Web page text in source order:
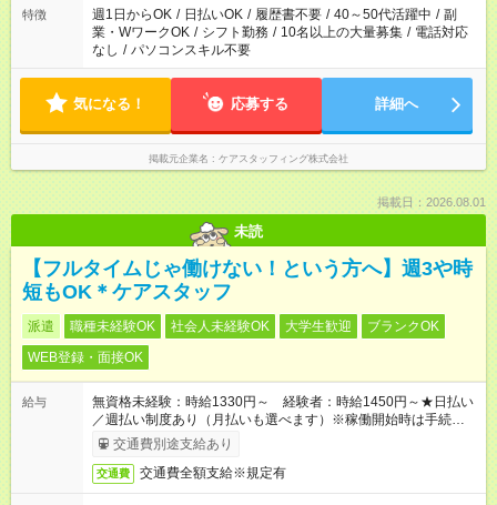
特徴 週1日からOK / 日払いOK / 履歴書不要 / 40～50代活躍中 / 副
業・WワークOK / シフト勤務 / 10名以上の大量募集 / 電話対応
なし / パソコンスキル不要
気になる！ 応募する 詳細へ
掲載元企業名 ケアスタッフィング株式会社
掲載日：2026.08.01
未読
【フルタイムじゃ働けない！という方へ】週3や時
短もOK＊ケアスタッフ
派遣 職種未経験OK 社会人未経験OK 大学生歓迎
ブランクOK
WEB登録・面接OK
給与
無資格未経験：時給1330円～ 経験者：時給1450円～★日払い
／週払い制度あり（月払いも選べます）※稼働開始時は手続き完
了次第のお支払いとなります。
交通費別途支給あり
交通費 交通費全額支給※規定有